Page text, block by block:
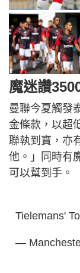
魔迷讚
曼聯今夏觸發
金條款，以超
聯執到寶，亦
他。」同時有
可以幫到手。
Tielemans'
—